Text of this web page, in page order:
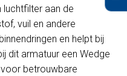
luchtfilter aan de
vuil en andere
en helpt bij
dit armatuur een Wedge
betrouwbare